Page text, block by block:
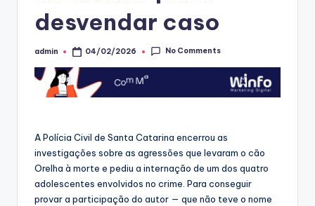
desvendar caso
Posted
admin 04/02/2026 No Comments
A Polícia Civil de Santa Catarina encerrou as
investigações sobre as agressões que levaram o cão
Orelha à morte e pediu a internação de um dos quatro
adolescentes envolvidos no crime. Para conseguir
provar a participação do autor — que não teve o nome